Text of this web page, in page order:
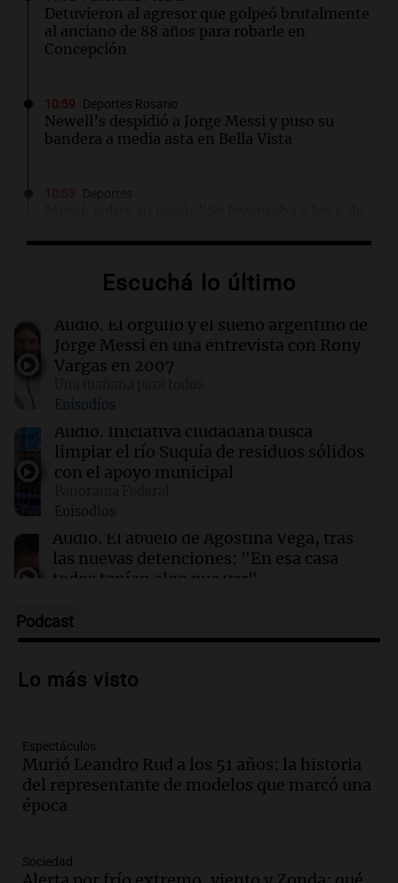
Detuvieron al agresor que golpeó brutalmente
al anciano de 88 años para robarle en
Concepción
10:59 Deportes Rosario
Newell’s despidió a Jorge Messi y puso su
bandera a media asta en Bella Vista
Panorama Federal
descontaron hasta 700 mil pesos del salario
10:40 Panorama Federal
jubilación en un banco de San Luis
Deportes
Jorge Messi: las fotos del padre y mentor de
Escuchá lo último
Audio. El orgullo y el sueño argentino de
Jorge Messi en una entrevista con Rony
Vargas en 2007
Episodios
Audio. Iniciativa ciudadana busca
limpiar el río Suquía de residuos sólidos
con el apoyo municipal
Episodios
Audio. El abuelo de Agostina Vega, tras
las nuevas detenciones: "En esa casa
todos tenían algo que ver"
Episodios
Audio.Jorge Roni Vargas habla del
Barcelona y su futuro
Audio.
desayuno ideal: ¿ qué alimentos
conviene priorizar cada día ?
Una mañana para todos
Audio.
caso Barreler se amplían según familia
Podcast
Lo más visto
Espectáculos
Murió Leandro Rud a los 51 años: la historia
del representante de modelos que marcó una
época
Sociedad